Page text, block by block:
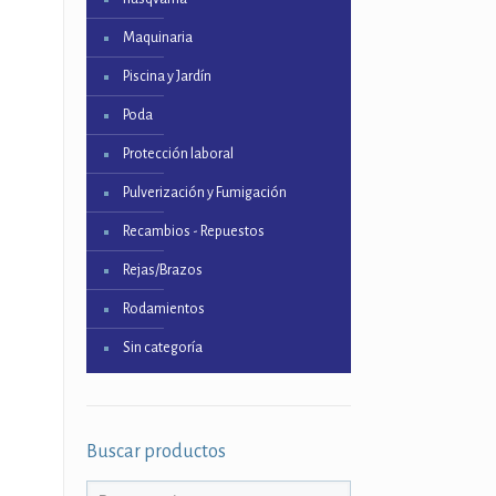
Maquinaria
Piscina y Jardín
Poda
Protección laboral
Pulverización y Fumigación
Recambios - Repuestos
Rejas/Brazos
Rodamientos
Sin categoría
Buscar productos